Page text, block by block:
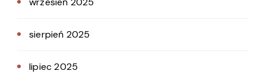
sierpień 2025
lipiec 2025